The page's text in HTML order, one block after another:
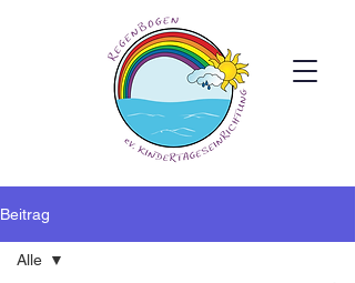
Beitrag
Alle